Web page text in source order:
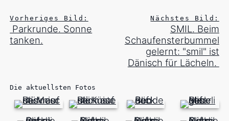
Vorheriges Bild:
Parkrunde. Sonne
tanken.
Nächstes Bild:
SMIL. Beim
Schaufensterbummel
gelernt: "smil" ist
Dänisch für Lächeln.
Die aktuellsten Fotos